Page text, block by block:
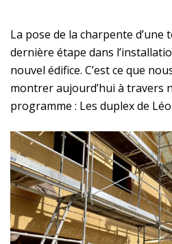
La pose de la charpente
dernière étape dans
nouvel édifice. C’est ce que
montrer aujourd’hui à travers
programme : Les duplex de